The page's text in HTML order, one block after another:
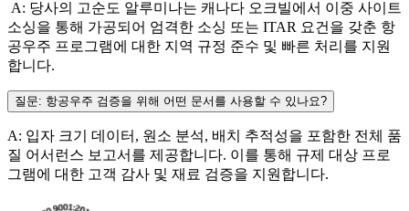
A: 당사의 고순도 알루미나는 캐나다 오크빌에서 이중 사이트
소싱을 통해 가공되어 엄격한 소싱 또는 ITAR 요건을 갖춘 항
공우주 프로그램에 대한 지역 규정 준수 및 빠른 처리를 지원
합니다.
질문: 항공우주 검증을 위해 어떤 문서를 사용할 수 있나요?
A: 입자 크기 데이터, 원소 분석, 배치 추적성을 포함한 전체 품
질 어서런스 보고서를 제공합니다. 이를 통해 규제 대상 프로
그램에 대한 고객 감사 및 재료 검증을 지원합니다.